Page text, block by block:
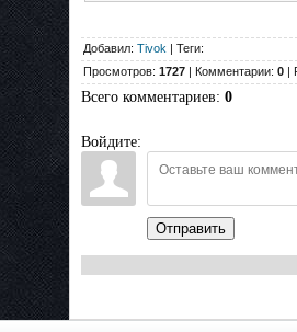
Добавил: Tivok | Теги:
Просмотров: 1727 | Комментарии: 0 |
Всего комментариев: 0
Войдите:
Отправить